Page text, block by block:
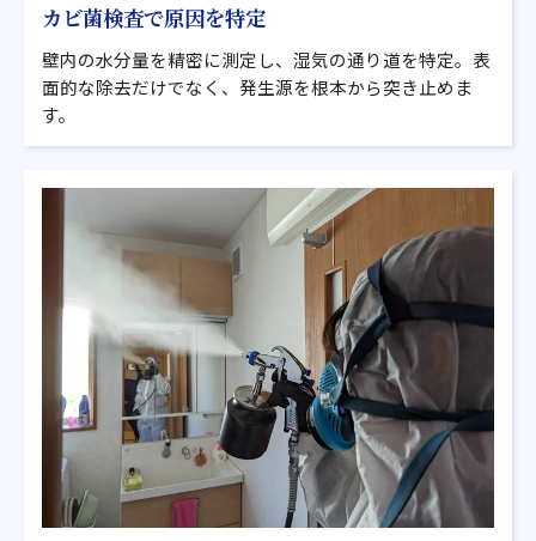
カビ菌検査で原因を特定
壁内の水分量を精密に測定し、湿気の通り道を特定。表
面的な除去だけでなく、発生源を根本から突き止めま
す。